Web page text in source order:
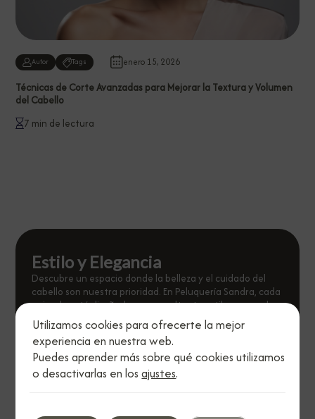
Autor Tags enero 15, 2026
Técnicas de Corte Avanzadas para Mejorar la Textura y Volumen
del Cabello
7 min de lectura
Estilo y Elegancia
Descubre un espacio donde la belleza y el cuidado del
cabello son nuestra prioridad. En Peluquería Sandra, cada
peinado está diseñado para resaltar tu estilo personal.
Visítanos
Utilizamos cookies para ofrecerte la mejor
experiencia en nuestra web.
Puedes aprender más sobre qué cookies utilizamos
o desactivarlas en losajustes.